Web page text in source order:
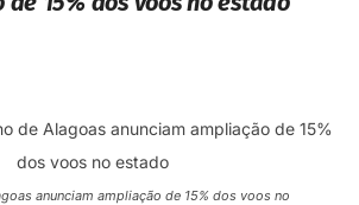
anunciam ampliação de 15% dos voos no